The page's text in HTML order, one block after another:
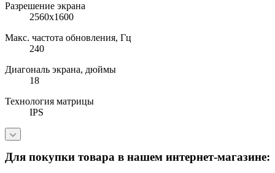
Разрешение экрана
2560x1600
Макс. частота обновления, Гц
240
Диагональ экрана, дюймы
18
Технология матрицы
IPS
Для покупки товара в нашем интернет-магазине: